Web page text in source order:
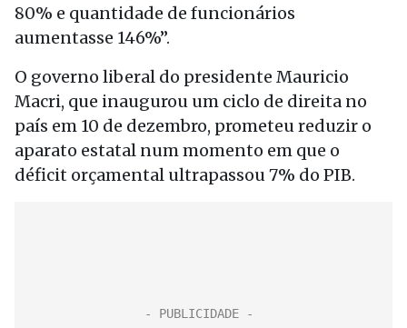
80% e quantidade de funcionários
aumentasse 146%”.
O governo liberal do presidente Mauricio
Macri, que inaugurou um ciclo de direita no
país em 10 de dezembro, prometeu reduzir o
aparato estatal num momento em que o
déficit orçamental ultrapassou 7% do PIB.